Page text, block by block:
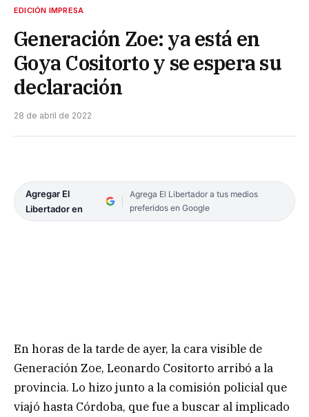
EDICIÓN IMPRESA
Generación Zoe: ya está en
Goya Cositorto y se espera su
declaración
28 de abril de 2022
Agregar El
Libertador en
Agrega El Libertador a tus medios
preferidos en Google
En horas de la tarde de ayer, la cara visible de
Generación Zoe, Leonardo Cositorto arribó a la
provincia. Lo hizo junto a la comisión policial que
viajó hasta Córdoba, que fue a buscar al implicado